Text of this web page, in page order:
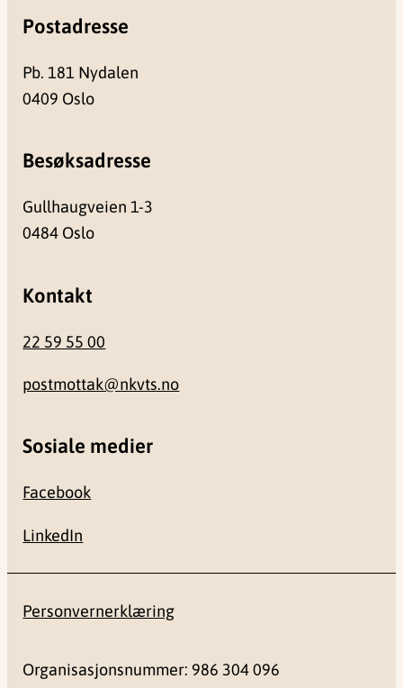
Postadresse
Pb. 181 Nydalen
0409 Oslo
Besøksadresse
Gullhaugveien 1-3
0484 Oslo
Kontakt
22 59 55 00
postmottak@nkvts.no
Sosiale medier
Facebook
LinkedIn
Personvernerklæring
Organisasjonsnummer: 986 304 096